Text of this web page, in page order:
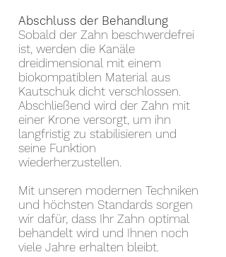
Abschluss der Behandlung
Sobald der Zahn beschwerdefrei
ist, werden die Kanäle
dreidimensional mit einem
biokompatiblen Material aus
Kautschuk dicht verschlossen.
Abschließend wird der Zahn mit
einer Krone versorgt, um ihn
langfristig zu stabilisieren und
seine Funktion
wiederherzustellen.
Mit unseren modernen Techniken
und höchsten Standards sorgen
wir dafür, dass Ihr Zahn optimal
behandelt wird und Ihnen noch
viele Jahre erhalten bleibt.